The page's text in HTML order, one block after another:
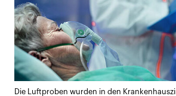
Die Luftproben wurden in den